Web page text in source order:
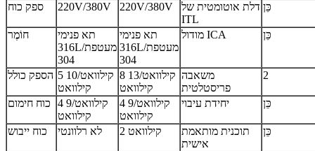
ספק כוח
220V/380V 220V/380V
דלת אוטומטית של
ITL
כֵּן
חוֹמֶר
תא פנימי
316L/מעטפת
304
תא פנימי
316L/מעטפת
304
מודול ICA כֵּן
הספק כולל 5 קילוואט/10
קילוואט
8 קילוואט/13
קילוואט
משאבה
פריסטלטית
2
כוח חימום
4 קילוואט/9
קילוואט
4 קילוואט/9
קילוואט
יחידת עיבוי כֵּן
כוח ייבוש לא רלוונטי 2 קילוואט
תוכנית מותאמת
אישית
כֵּן